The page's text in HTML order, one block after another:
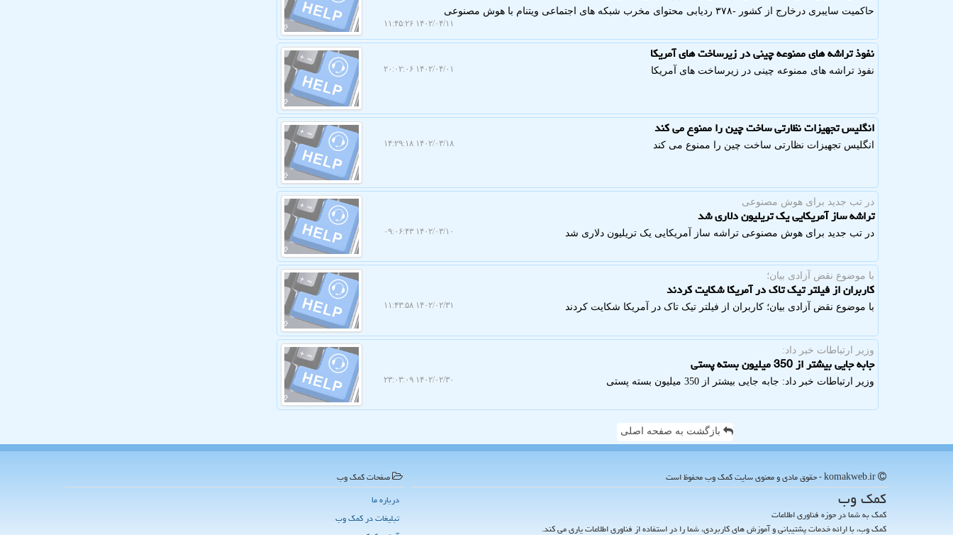
حاكمیت سایبری درخارج از كشور -۳۷۸ ردیابی محتوای مخرب شبکه های اجتماعی ویتنام با هوش مصنوعی
۱۴۰۲/۰۴/۱۱ ۱۱:۴۵:۲۶
نفوذ تراشه های ممنوعه چینی در زیرساخت های آمریکا
نفوذ تراشه های ممنوعه چینی در زیرساخت های آمریکا ۱۴۰۲/۰۴/۰۱ ۲۰:۰۲:۰۶
انگلیس تجهیزات نظارتی ساخت چین را ممنوع می کند
انگلیس تجهیزات نظارتی ساخت چین را ممنوع می کند ۱۴۰۲/۰۳/۱۸ ۱۴:۲۹:۱۸
در تب جدید برای هوش مصنوعی
تراشه ساز آمریکایی یک تریلیون دلاری شد
در تب جدید برای هوش مصنوعی تراشه ساز آمریکایی یک تریلیون دلاری شد ۱۴۰۲/۰۳/۱۰ ۰۹:۰۶:۴۳
با موضوع نقض آزادی بیان؛
کاربران از فیلتر تیک تاک در آمریکا شکایت کردند
با موضوع نقض آزادی بیان؛ کاربران از فیلتر تیک تاک در آمریکا شکایت کردند ۱۴۰۲/۰۲/۳۱ ۱۱:۴۳:۵۸
وزیر ارتباطات خبر داد:
جابه جایی بیشتر از 350 میلیون بسته پستی
وزیر ارتباطات خبر داد: جابه جایی بیشتر از 350 میلیون بسته پستی ۱۴۰۲/۰۲/۳۰ ۲۳:۰۳:۰۹
بازگشت به صفحه اصلی
كمك وب
کمک به شما در حوزه فناوری اطلاعات
کمک وب، با ارائه خدمات پشتیبانی و آموزش های کاربردی، شما را در استفاده از فناوری اطلاعات یاری می کند.
صفحات كمك وب
درباره ما
تبلیغات در كمك وب